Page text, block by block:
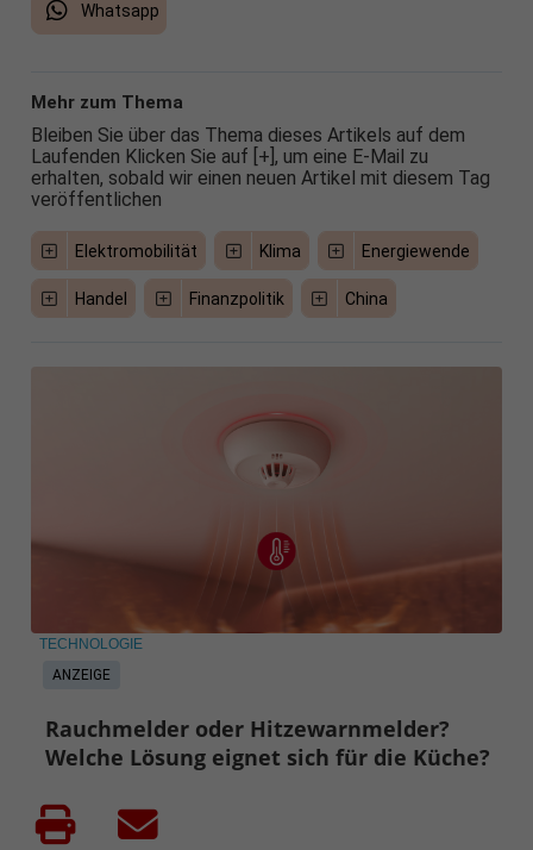
Whatsapp
Mehr zum Thema
Bleiben Sie über das Thema dieses Artikels auf dem
Laufenden Klicken Sie auf [+], um eine E-Mail zu
erhalten, sobald wir einen neuen Artikel mit diesem Tag
veröffentlichen
Elektromobilität Klima Energiewende
Handel Finanzpolitik China
ANZEIGE
TECHNOLOGIE
Rauchmelder oder Hitzewarnmelder?
Welche Lösung eignet sich für die Küche?